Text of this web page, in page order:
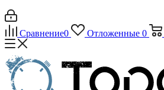
Сравнение0 Отложенные 0